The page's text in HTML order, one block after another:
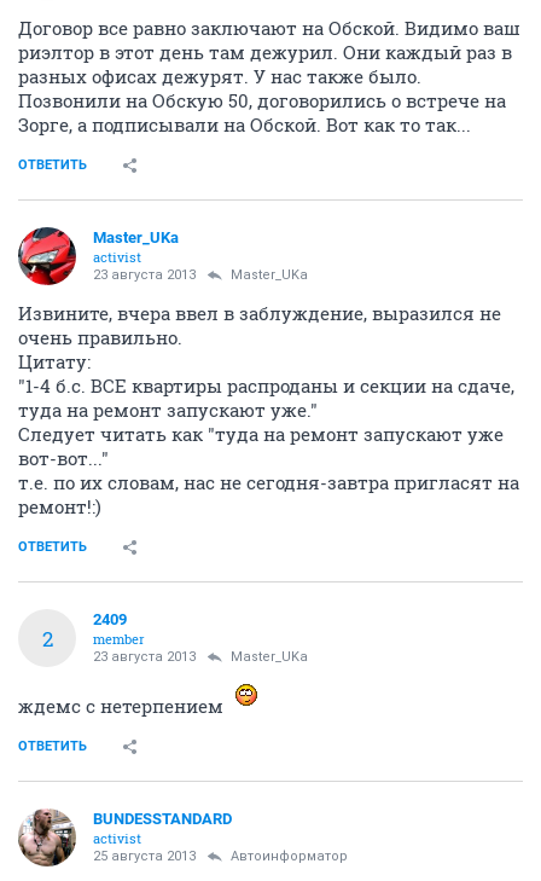
Договор все равно заключают на Обской. Видимо ваш
риэлтор в этот день там дежурил. Они каждый раз в
разных офисах дежурят. У нас также было.
Позвонили на Обскую 50, договорились о встрече на
Зорге, а подписывали на Обской. Вот как то так...
ОТВЕТИТЬ
Master_UKa
activist
23 августа 2013 Master_UKa
Извините, вчера ввел в заблуждение, выразился не
очень правильно.
Цитату:
"1-4 б.с. ВСЕ квартиры распроданы и секции на сдаче,
туда на ремонт запускают уже."
Следует читать как "туда на ремонт запускают уже
вот-вот..."
т.е. по их словам, нас не сегодня-завтра пригласят на
ремонт!:)
ОТВЕТИТЬ
2
2409
member
23 августа 2013 Master_UKa
ждемс с нетерпением
ОТВЕТИТЬ
BUNDESSTANDARD
activist
25 августа 2013 Автоинформатор